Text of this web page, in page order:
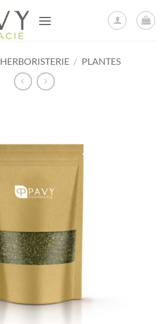
HERBORISTERIE / PLANTES